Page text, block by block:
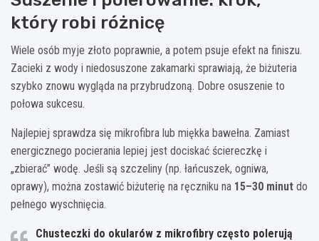
który robi różnicę
Wiele osób myje złoto poprawnie, a potem psuje efekt na finiszu.
Zacieki z wody i niedosuszone zakamarki sprawiają, że biżuteria
szybko znowu wygląda na przybrudzoną. Dobre osuszenie to
połowa sukcesu.
Najlepiej sprawdza się mikrofibra lub miękka bawełna. Zamiast
energicznego pocierania lepiej jest dociskać ściereczkę i
„zbierać” wodę. Jeśli są szczeliny (np. łańcuszek, ogniwa,
oprawy), można zostawić biżuterię na ręczniku na 15–30 minut do
pełnego wyschnięcia.
Chusteczki do okularów z mikrofibry często polerują